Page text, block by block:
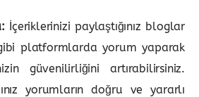
İçeriklerinizi paylaştığınız bloglar
platformlarda yorum yaparak
güvenilirliğini artırabilirsiniz.
yorumların doğru ve yararlı